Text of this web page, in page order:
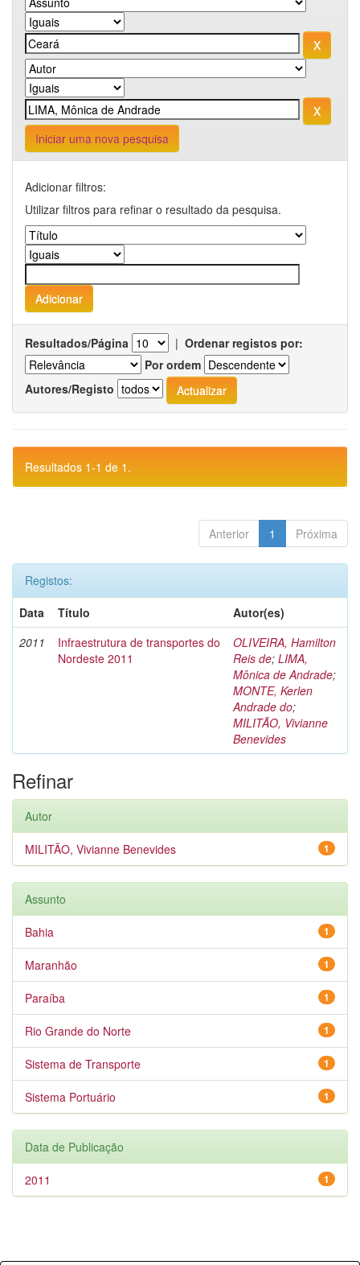
Iniciar uma nova pesquisa
Adicionar filtros:
Utilizar filtros para refinar o resultado da pesquisa.
Resultados/Página | Ordenar registos por:
Por ordem
Autores/Registo
Resultados 1-1 de 1.
Anterior 1 Próxima
Registos:
Data
Título
Autor(es)
2011
Infraestrutura de transportes do
Nordeste 2011
OLIVEIRA, Hamilton
Reis de; LIMA,
Mônica de Andrade;
MONTE, Kerlen
Andrade do;
MILITÃO, Vivianne
Benevides
Refinar
Autor
1
MILITÃO, Vivianne Benevides
Assunto
1
Bahia
1
Maranhão
1
Paraíba
1
Rio Grande do Norte
1
Sistema de Transporte
1
Sistema Portuário
Data de Publicação
1
2011